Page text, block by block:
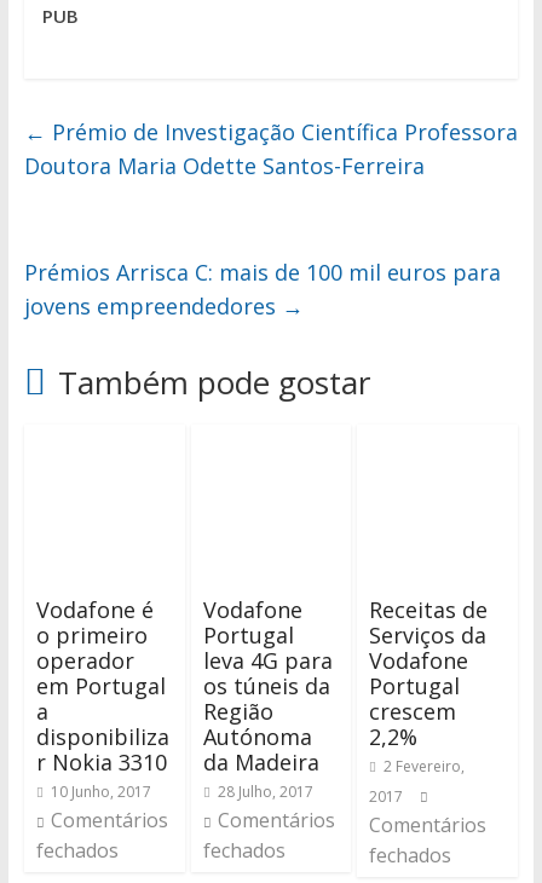
PUB
← Prémio de Investigação Científica Professora
Doutora Maria Odette Santos-Ferreira
Prémios Arrisca C: mais de 100 mil euros para
jovens empreendedores →
Também pode gostar
Vodafone é
o primeiro
operador
em Portugal
a
disponibiliza
r Nokia 3310
10 Junho, 2017
Comentários
fechados
Vodafone
Portugal
leva 4G para
os túneis da
Região
Autónoma
da Madeira
28 Julho, 2017
Comentários
fechados
Receitas de
Serviços da
Vodafone
Portugal
crescem
2,2%
2 Fevereiro,
2017
Comentários
fechados